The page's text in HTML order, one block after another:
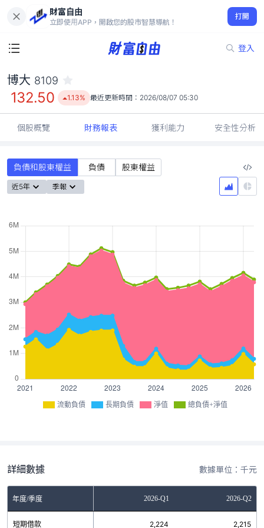
財富自由
立即使用APP，開啟您的股市智慧導航！
打開
登入
132.50
1.13%
博大 8109
132.50 1.13% 最近更新時間： 2026/08/07 05:30
個股概覽 財務報表 獲利能力 安全性分析
負債和股東權益 負債 股東權益
近5年 季報
流動負債 長期負債 淨值 總負債+淨值
詳細數據 數據單位：千元
年度/季度 2026-Q1 2026-Q2
短期借款 2,224 2,215